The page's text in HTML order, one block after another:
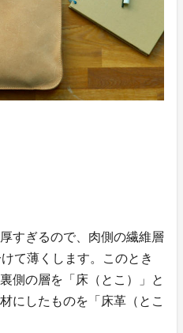
すぎるので、肉側の繊維層
て薄くします。このとき
側の層を「床（とこ）」と
にしたものを「床革（とこ